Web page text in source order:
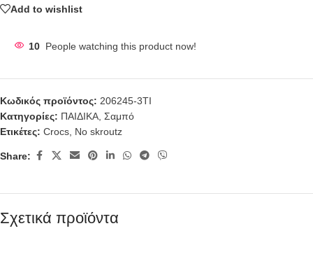
Add to wishlist
10 People watching this product now!
Κωδικός προϊόντος: 206245-3TI
Κατηγορίες: ΠΑΙΔΙΚΑ Σαμπό
Ετικέτες: Crocs No skroutz
Share:
Σχετικά προϊόντα